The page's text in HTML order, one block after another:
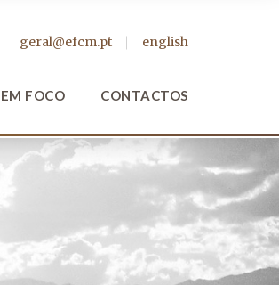
geral@efcm.pt english
EM FOCO CONTACTOS